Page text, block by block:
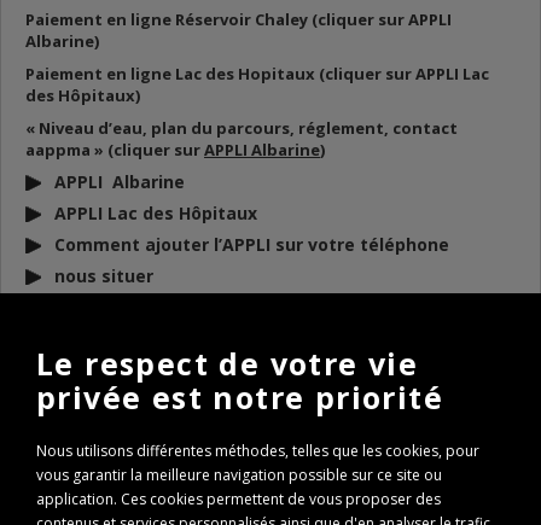
Paiement en ligne Réservoir Chaley (cliquer sur APPLI
Albarine)
Paiement en ligne Lac des Hopitaux (cliquer sur APPLI Lac
des Hôpitaux)
« Niveau d’eau, plan du parcours, réglement, contact
aappma » (cliquer surAPPLI Albarine)
APPLI Albarine
APPLI Lac des Hôpitaux
Comment ajouter l’APPLI sur votre téléphone
nous situer
DOCUMENTS À TÉLÉCHARGER
BULLETIN D’INFO 2026
ARP 2026
Conseils de remise à l’eau des poissons
Le respect de votre vie
privée est notre priorité
Nous utilisons différentes méthodes, telles que les cookies, pour
vous garantir la meilleure navigation possible sur ce site ou
application. Ces cookies permettent de vous proposer des